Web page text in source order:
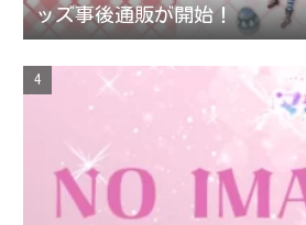
ッズ事後通販が開始！